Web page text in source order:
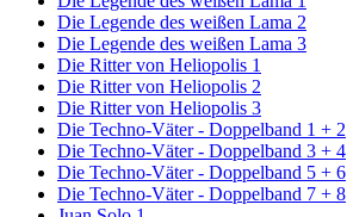
Die Legende des weißen Lama 2
Die Legende des weißen Lama 3
Die Ritter von Heliopolis 1
Die Ritter von Heliopolis 2
Die Ritter von Heliopolis 3
Die Techno-Väter - Doppelband 1 + 2
Die Techno-Väter - Doppelband 3 + 4
Die Techno-Väter - Doppelband 5 + 6
Die Techno-Väter - Doppelband 7 + 8